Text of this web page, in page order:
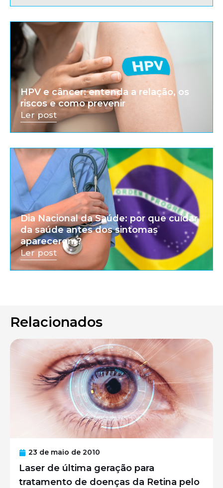
HPV e câncer: entenda a relação, os
riscos e como prevenir
Ler post
Dia Nacional da Saúde: por que cuidar
da saúde antes dos sintomas
aparecerem?
Ler post
Relacionados
23 de maio de 2010
Laser de última geração para
tratamento de doenças da Retina pelo